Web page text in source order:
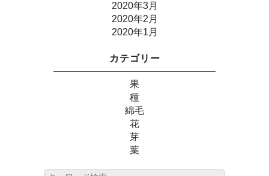
2020年3月
2020年2月
2020年1月
カテゴリー
果
種
綿毛
花
芽
葉